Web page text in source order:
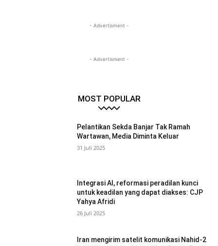
- Advertisment -
- Advertisment -
MOST POPULAR
Pelantikan Sekda Banjar Tak Ramah
Wartawan, Media Diminta Keluar
31 Juli 2025
Integrasi AI, reformasi peradilan kunci
untuk keadilan yang dapat diakses: CJP
Yahya Afridi
26 Juli 2025
Iran mengirim satelit komunikasi Nahid-2